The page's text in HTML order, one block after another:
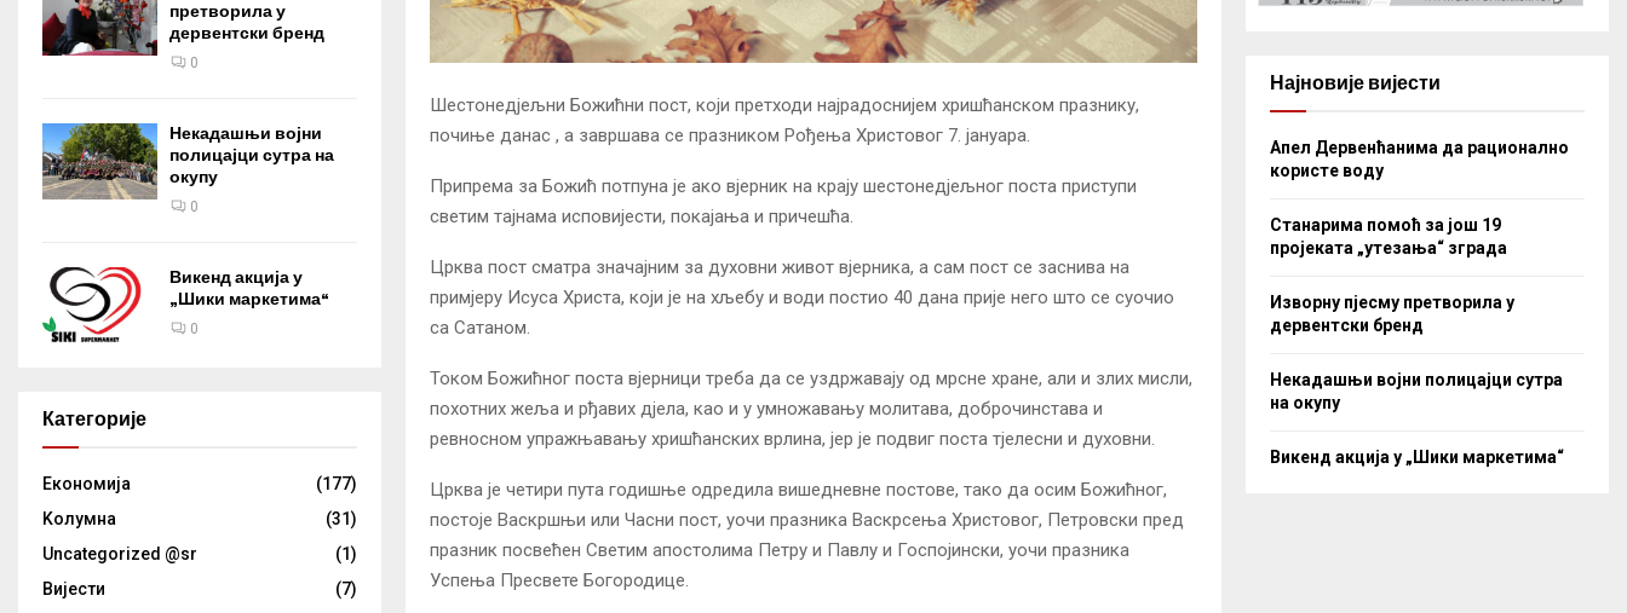
Шестонедјељни Божићни пост, који претходи најрадоснијем хришћанском празнику,
почиње данас , а завршава се празником Рођења Христовог 7. јануара.
Припрема за Божић потпуна је ако вјерник на крају шестонедјељног поста приступи
светим тајнама исповијести, покајања и причешћа.
Црква пост сматра значајним за духовни живот вјерника, а сам пост се заснива на
примјеру Исуса Христа, који је на хљебу и води постио 40 дана прије него што се суочио
са Сатаном.
Током Божићног поста вјерници треба да се уздржавају од мрсне хране, али и злих мисли,
похотних жеља и рђавих дјела, као и у умножавању молитава, доброчинстава и
ревносном упражњавању хришћанских врлина, јер је подвиг поста тјелесни и духовни.
Црква је четири пута годишње одредила вишедневне постове, тако да осим Божићног,
постоје Васкршњи или Часни пост, уочи празника Васкрсења Христовог, Петровски пред
празник посвећен Светим апостолима Петру и Павлу и Госпојински, уочи празника
Успења Пресвете Богородице.
претворила у
дервентски бренд
0
Некадашњи војни
полицајци сутра на
окупу
0
Викенд акција у
„Шики маркетима“
0
Категорије
Eкономија
(177)
Kолумнa
(31)
Uncategorized @sr
(1)
Вијести
(7)
Најновије вијести
Апел Дервенћанима да рационално
користе воду
Станарима помоћ за још 19
пројеката „утезања“ зграда
Изворну пјесму претворила у
дервентски бренд
Некадашњи војни полицајци сутра
на окупу
Викенд акција у „Шики маркетима“